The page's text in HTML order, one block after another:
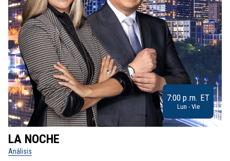
7:00 p.m. ET
Lun - Vie
LA NOCHE
Análisis